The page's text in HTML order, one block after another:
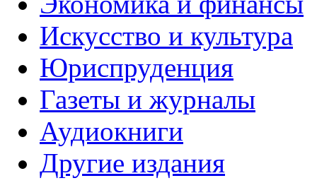
Искусство и культура
Юриспруденция
Газеты и журналы
Аудиокниги
Другие издания